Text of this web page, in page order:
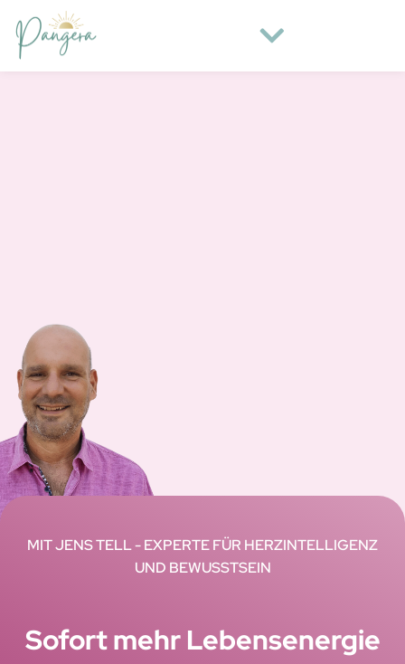
MIT JENS TELL - EXPERTE FÜR HERZINTELLIGENZ
UND BEWUSSTSEIN
Sofort mehr Lebensenergie